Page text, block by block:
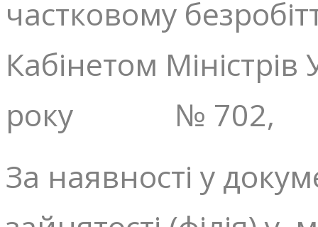
частковому
Кабінетом
року № 702,
За наявності у